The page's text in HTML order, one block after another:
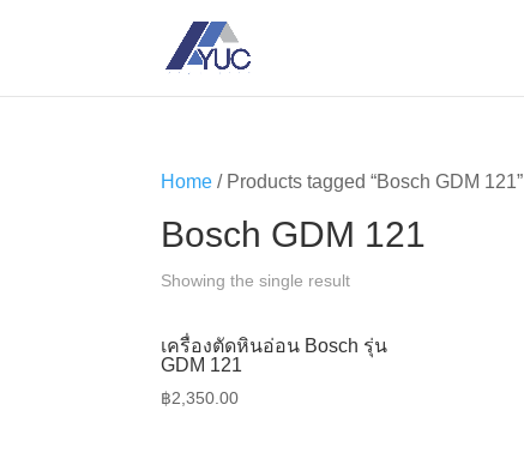
Home / Products tagged “Bosch GDM 121”
Bosch GDM 121
Showing the single result
เครื่องตัดหินอ่อน Bosch รุ่น
GDM 121
฿2,350.00